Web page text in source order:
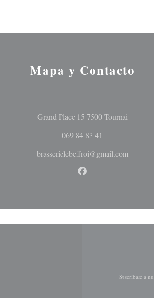
Mapa y Contacto
Grand Place 15 7500 Tournai((abre
069 84 83 41
brasserielebeffroi@gmail.com
Facebook ((abre en
Suscríbase a